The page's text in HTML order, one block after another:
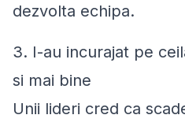
dezvolta echipa.
3. I-au incurajat pe
si mai bine
Unii lideri cred ca